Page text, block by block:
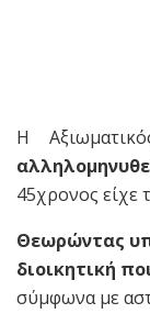
Η
45χρονος είχε
Θεωρώντας
διοικητική
σύμφωνα με